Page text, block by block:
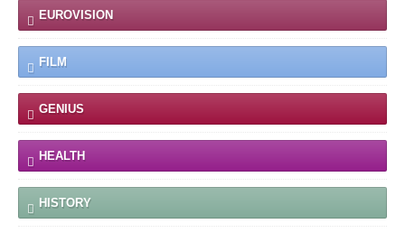
EUROVISION
FILM
GENIUS
HEALTH
HISTORY